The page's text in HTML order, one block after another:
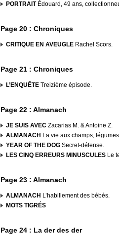
PORTRAITÉdouard, 49 ans,
Page 20 : Chroniques
CRITIQUE EN AVEUGLE Rachel Scors.
Page 21 : Chroniques
L’ENQUÊTE Treizième épisode.
Page 22 : Almanach
JE SUIS AVEC Zacarias M. & Antoine Z.
ALMANACH La vie aux champs,
YEAR OF THE DOG Secret-défense.
LES CINQ ERREURS MINUSCULES Le
Page 23 : Almanach
ALMANACH L’habillement des bébés.
MOTS TIGRÉS
Page 24 : La der des der